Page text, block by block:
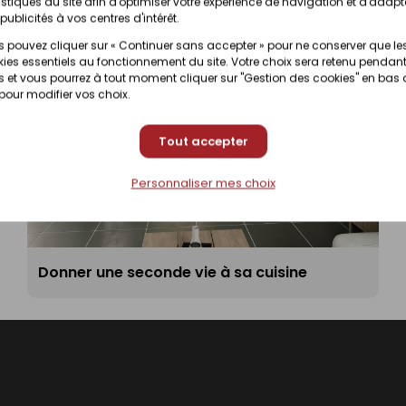
à vos centres d'intérêt.
pouvez cliquer sur « Continuer sans accepter » pour ne conserver que
essentiels au fonctionnement du site. Votre choix sera retenu pendant
et vous pourrez à tout moment cliquer sur "Gestion des cookies" en bas
modifier vos choix.
Tout accepter
Personnaliser mes choix
Donner une seconde vie à sa cuisine